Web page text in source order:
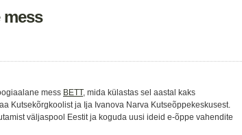
mess BETT, mida külastas sel aastal kaks
Kutsekõrgkoolist ja Ija Ivanova Narva Kutseõppekeskusest.
väljaspool Eestit ja koguda uusi ideid e-õppe vahendite